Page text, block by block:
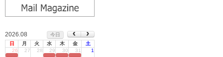
2026.08
今日
日
月 火 水 木 金
土
26
27 28 29 30 31 1